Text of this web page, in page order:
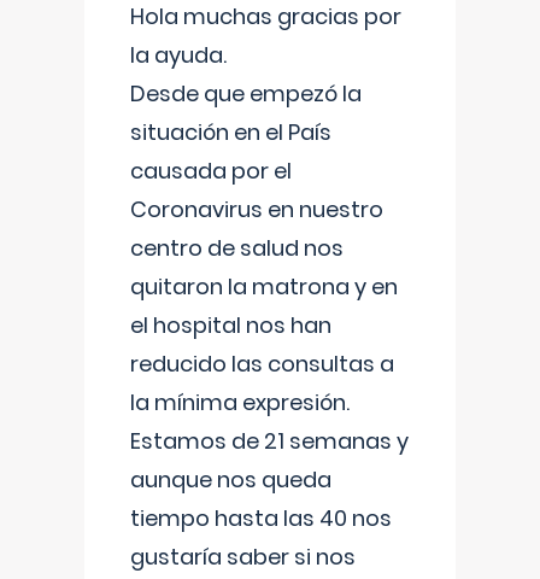
Hola muchas gracias por
la ayuda.
Desde que empezó la
situación en el País
causada por el
Coronavirus en nuestro
centro de salud nos
quitaron la matrona y en
el hospital nos han
reducido las consultas a
la mínima expresión.
Estamos de 21 semanas y
aunque nos queda
tiempo hasta las 40 nos
gustaría saber si nos